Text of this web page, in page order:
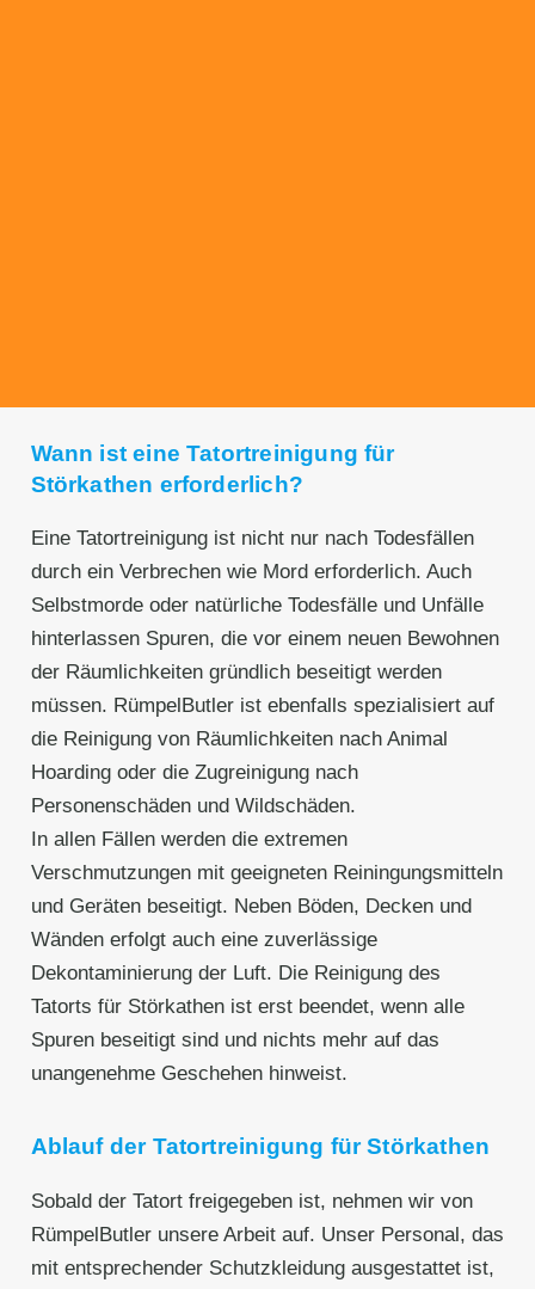
Wann ist eine Tatortreinigung für
Störkathen erforderlich?
Eine Tatortreinigung ist nicht nur nach Todesfällen
durch ein Verbrechen wie Mord erforderlich. Auch
Selbstmorde oder natürliche Todesfälle und Unfälle
hinterlassen Spuren, die vor einem neuen Bewohnen
der Räumlichkeiten gründlich beseitigt werden
müssen. RümpelButler ist ebenfalls spezialisiert auf
die Reinigung von Räumlichkeiten nach Animal
Hoarding oder die Zugreinigung nach
Personenschäden und Wildschäden.
In allen Fällen werden die extremen
Verschmutzungen mit geeigneten Reiningungsmitteln
und Geräten beseitigt. Neben Böden, Decken und
Wänden erfolgt auch eine zuverlässige
Dekontaminierung der Luft. Die Reinigung des
Tatorts für Störkathen ist erst beendet, wenn alle
Spuren beseitigt sind und nichts mehr auf das
unangenehme Geschehen hinweist.
Ablauf der Tatortreinigung für Störkathen
Sobald der Tatort freigegeben ist, nehmen wir von
RümpelButler unsere Arbeit auf. Unser Personal, das
mit entsprechender Schutzkleidung ausgestattet ist,